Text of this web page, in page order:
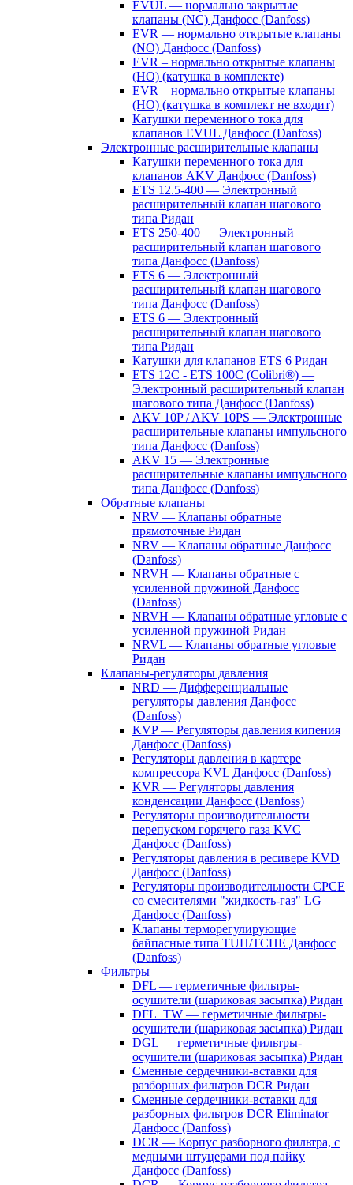
EVUL — нормально закрытые
клапаны (NC) Данфосс (Danfoss)
EVR — нормально открытые клапаны
(NO) Данфосс (Danfoss)
EVR – нормально открытые клапаны
(НО) (катушка в комплекте)
EVR – нормально открытые клапаны
(НО) (катушка в комплект не входит)
Катушки переменного тока для
клапанов EVUL Данфосс (Danfoss)
Электронные расширительные клапаны
Катушки переменного тока для
клапанов AKV Данфосс (Danfoss)
ETS 12.5-400 — Электронный
расширительный клапан шагового
типа Ридан
ETS 250-400 — Электронный
расширительный клапан шагового
типа Данфосс (Danfoss)
ETS 6 — Электронный
расширительный клапан шагового
типа Данфосс (Danfoss)
ETS 6 — Электронный
расширительный клапан шагового
типа Ридан
Катушки для клапанов ETS 6 Ридан
ETS 12C - ETS 100C (Colibri®) —
Электронный расширительный клапан
шагового типа Данфосс (Danfoss)
AKV 10P / AKV 10PS — Электронные
расширительные клапаны импульсного
типа Данфосс (Danfoss)
AKV 15 — Электронные
расширительные клапаны импульсного
типа Данфосс (Danfoss)
Обратные клапаны
NRV — Клапаны обратные
прямоточные Ридан
NRV — Клапаны обратные Данфосс
(Danfoss)
NRVH — Клапаны обратные с
усиленной пружиной Данфосс
(Danfoss)
NRVH — Клапаны обратные угловые с
усиленной пружиной Ридан
NRVL — Клапаны обратные угловые
Ридан
Клапаны-регуляторы давления
NRD — Дифференциальные
регуляторы давления Данфосс
(Danfoss)
KVP — Регуляторы давления кипения
Данфосс (Danfoss)
Регуляторы давления в картере
компрессора KVL Данфосс (Danfoss)
KVR — Регуляторы давления
конденсации Данфосс (Danfoss)
Регуляторы производительности
перепуском горячего газа KVC
Данфосс (Danfoss)
Регуляторы давления в ресивере KVD
Данфосс (Danfoss)
Регуляторы производительности CPCE
со смесителями "жидкость-газ" LG
Данфосс (Danfoss)
Клапаны терморегулирующие
байпасные типа TUH/TCHE Данфосс
(Danfoss)
Фильтры
DFL — герметичные фильтры-
осушители (шариковая засыпка) Ридан
DFL_TW — герметичные фильтры-
осушители (шариковая засыпка) Ридан
DGL — герметичные фильтры-
осушители (шариковая засыпка) Ридан
Сменные сердечники-вставки для
разборных фильтров DCR Ридан
Сменные сердечники-вставки для
разборных фильтров DCR Eliminator
Данфосс (Danfoss)
DCR — Корпус разборного фильтра, с
медными штуцерами под пайку
Данфосс (Danfoss)